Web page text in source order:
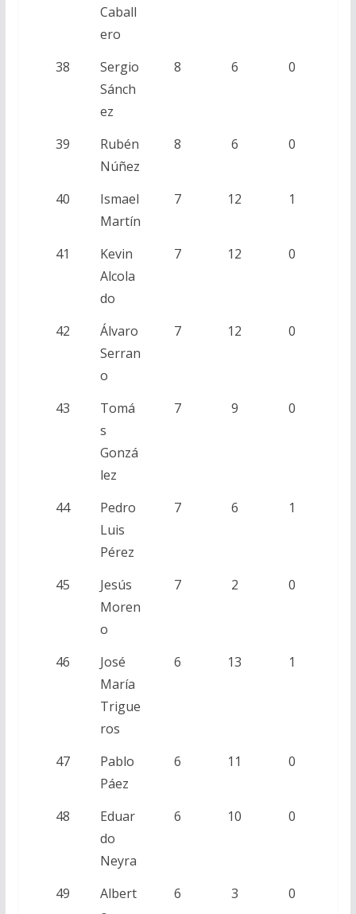
Caball
ero
38
Sergio
Sánch
ez
8 6 0
39
Rubén
Núñez
8 6 0
40
Ismael
Martín
7 12 1
41
Kevin
Alcola
do
7 12 0
42
Álvaro
Serran
o
7 12 0
43
Tomá
s
Gonzá
lez
7 9 0
44
Pedro
Luis
Pérez
7 6 1
45
Jesús
Moren
o
7 2 0
46
José
María
Trigue
ros
6 13 1
47
Pablo
Páez
6 11 0
48
Eduar
do
Neyra
6 10 0
49
Albert
6 3 0